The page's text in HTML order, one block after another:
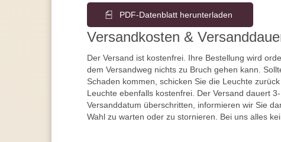
PDF-Datenblatt herunterladen
Versandkosten &
Der Versand ist kostenfrei. Ihre Bestellung wird
dem Versandweg nichts zu Bruch gehen kann.
Schaden kommen, schicken Sie die Leuchte
Leuchte ebenfalls kostenfrei. Der Versand dauert
Versanddatum überschritten, informieren wir Sie
Wahl zu warten oder zu stornieren. Bei uns alles